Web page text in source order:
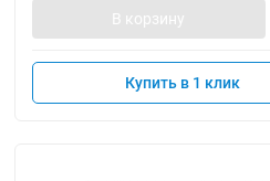
В корзину
Купить в 1 клик